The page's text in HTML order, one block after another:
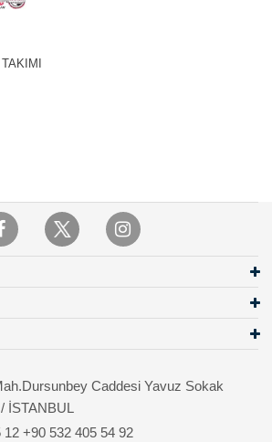
Caddesi Yavuz Sokak
İSTANBUL
+90 532 405 54 92